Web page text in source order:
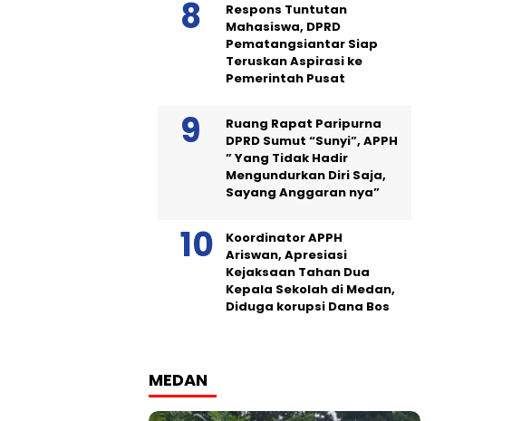
Respons Tuntutan
Mahasiswa, DPRD
Pematangsiantar Siap
Teruskan Aspirasi ke
Pemerintah Pusat
Ruang Rapat Paripurna
DPRD Sumut “Sunyi”, APPH
” Yang Tidak Hadir
Mengundurkan Diri Saja,
Sayang Anggaran nya”
Koordinator APPH
Ariswan, Apresiasi
Kejaksaan Tahan Dua
Kepala Sekolah di Medan,
Diduga korupsi Dana Bos
MEDAN